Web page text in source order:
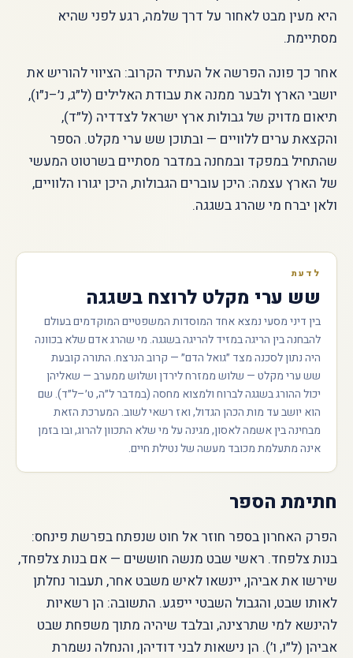
היא מעין מבט לאחור על דרך שלמה, רגע לפני שהיא
מסתיימת.
אחר כך פונה הפרשה אל העתיד הקרוב: הציווי להוריש את
יושבי הארץ ולבער ממנה את עבודת האלילים (ל״ג, נ׳–נ״ו),
תיאום מדויק של גבולות ארץ ישראל לצדדיה (ל״ד),
והקצאת ערים ללוויים — ובתוכן שש ערי מקלט. הספר
שהתחיל במפקד ובמחנה במדבר מסתיים בשרטוט המעשי
של הארץ עצמה: היכן עוברים הגבולות, היכן יגורו הלוויים,
ולאן יברח מי שהרג בשגגה.
לדעת
שש ערי מקלט לרוצח בשגגה
בין דיני מסעי נמצא אחד המוסדות המשפטיים המוקדמים בעולם
להבחנה בין הריגה במזיד להריגה בשגגה. מי שהרג אדם שלא בכוונה
היה נתון לסכנה מצד ״גואל הדם״ — קרוב הנרצח. התורה קובעת
שש ערי מקלט — שלוש ממזרח לירדן ושלוש ממערב — שאליהן
יכול ההורג בשגגה לברוח ולמצוא מחסה (במדבר ל״ה, ט׳–ל״ד). שם
הוא יושב עד מות הכהן הגדול, ואז רשאי לשוב. המערכת הזאת
מבחינה בין אשמה לאסון, מגינה על מי שלא התכוון להרוג, ובו בזמן
אינה מתעלמת מכובד מעשה של נטילת חיים.
חתימת הספר
הפרק האחרון בספר חוזר אל חוט שנפתח בפרשת פינחס:
בנות צלפחד. ראשי שבט מנשה חוששים — אם בנות צלפחד,
שירשו את אביהן, יינשאו לאיש משבט אחר, תעבור נחלתן
לאותו שבט, והגבול השבטי ייפגע. התשובה: הן רשאיות
להינשא למי שתרצינה, ובלבד שיהיה מתוך משפחת שבט
אביהן (ל״ו, ו׳). הן נישאות לבני דודיהן, והנחלה נשמרת